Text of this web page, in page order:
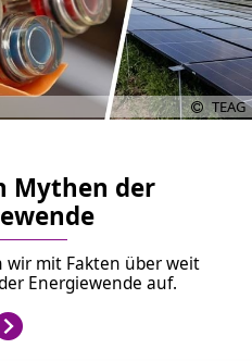
TEAG
Mythen der
wir mit Fakten über weit
Energiewende auf.